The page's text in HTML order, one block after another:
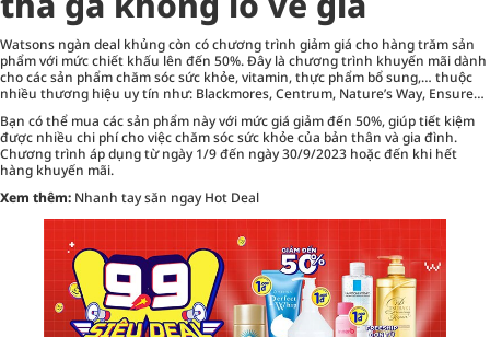
Watsons ngàn deal khủng còn có chương trình giảm giá cho hàng trăm sản
phẩm với mức chiết khấu lên đến 50%. Đây là chương trình khuyến mãi dành
cho các sản phẩm chăm sóc sức khỏe, vitamin, thực phẩm bổ sung,… thuộc
nhiều thương hiệu uy tín như: Blackmores, Centrum, Nature’s Way, Ensure…
Bạn có thể mua các sản phẩm này với mức giá giảm đến 50%, giúp tiết kiệm
được nhiều chi phí cho việc chăm sóc sức khỏe của bản thân và gia đình.
Chương trình áp dụng từ ngày 1/9 đến ngày 30/9/2023 hoặc đến khi hết
hàng khuyến mãi.
Xem thêm: Nhanh tay săn ngay Hot Deal